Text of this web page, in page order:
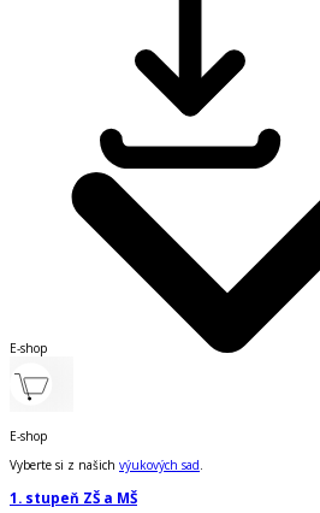
E-shop
E-shop
Vyberte si z našich výukových sad.
1. stupeň ZŠ a MŠ